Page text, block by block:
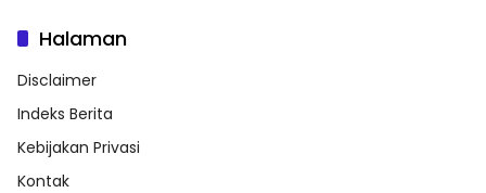
Halaman
Disclaimer
Indeks Berita
Kebijakan Privasi
Kontak